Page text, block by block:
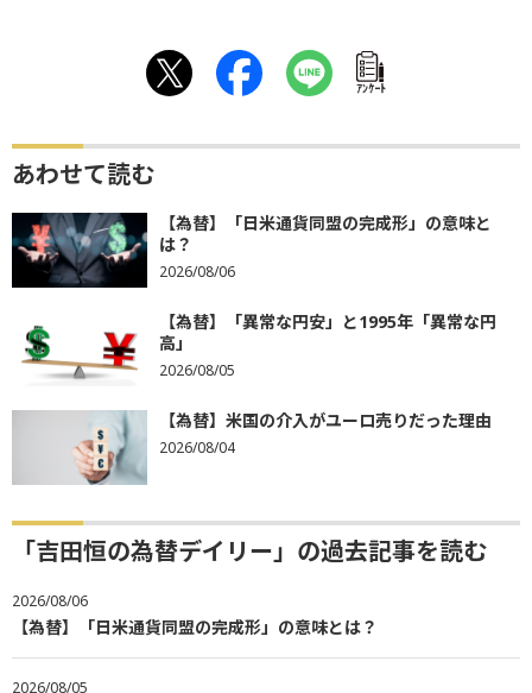
ｱﾝｹｰﾄ
あわせて読む
【為替】「日米通貨同盟の完成形」の意味と
は？
2026/08/06
【為替】「異常な円安」と1995年「異常な円
高」
2026/08/05
【為替】米国の介入がユーロ売りだった理由
2026/08/04
「吉田恒の為替デイリー」の過去記事を読む
2026/08/06
【為替】「日米通貨同盟の完成形」の意味とは？
2026/08/05